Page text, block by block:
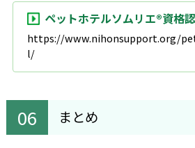
ペットホテルソムリエ®資格
https://www.nihonsupport.org/
l/
まとめ